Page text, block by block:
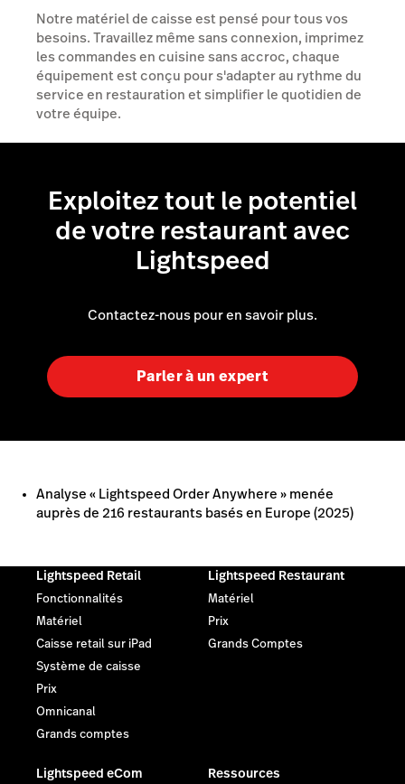
Notre matériel de caisse est pensé pour tous vos
besoins. Travaillez même sans connexion, imprimez
les commandes en cuisine sans accroc, chaque
équipement est conçu pour s'adapter au rythme du
service en restauration et simplifier le quotidien de
votre équipe.
Exploitez tout le potentiel
de votre restaurant avec
Lightspeed
Contactez-nous pour en savoir plus.
Parler à un expert
Analyse « Lightspeed Order Anywhere » menée
auprès de 216 restaurants basés en Europe (2025)
Lightspeed Retail
Fonctionnalités
Matériel
Caisse retail sur iPad
Système de caisse
Prix
Omnicanal
Grands comptes
Lightspeed Restaurant
Matériel
Prix
Grands Comptes
Lightspeed eCom Ressources